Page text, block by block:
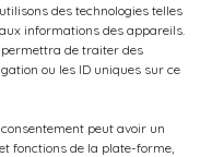
des technologies telles
informations des appareils.
permettra de traiter des
ou les ID uniques sur ce
peut avoir un
fonctions de la plate-forme,
Methods
of
payment